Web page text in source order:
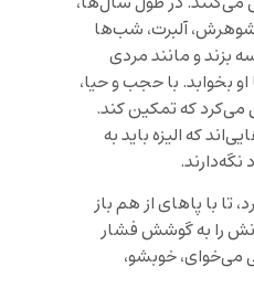
شوهرش، آلبرت، شب‌ها
بزند و مانند مردی
بخوابد. با حجب و حیا،
می‌کرد که تمکین کند.
که الیزه باید به
نگه‌دارند.
تا با پاهای از هم باز
را به گوشش فشار
می‌خوای، خوبشو،